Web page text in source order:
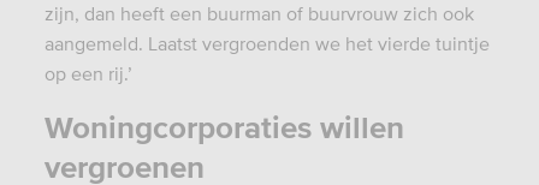
zijn, dan heeft een buurman of buurvrouw zich ook
aangemeld. Laatst vergroenden we het vierde tuintje
op een rij.’
Woningcorporaties willen
vergroenen